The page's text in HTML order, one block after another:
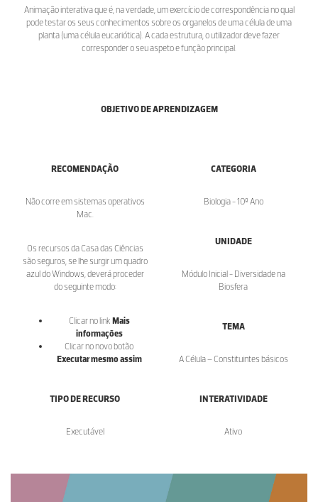
Animação interativa que é, na verdade, um exercício de correspondência no qual
pode testar os seus conhecimentos sobre os organelos de uma célula de uma
planta (uma célula eucariótica). A cada estrutura, o utilizador deve fazer
corresponder o seu aspeto e função principal.
OBJETIVO DE APRENDIZAGEM
RECOMENDAÇÃO
Não corre em sistemas operativos
Mac.
Os recursos da Casa das Ciências
são seguros, se lhe surgir um quadro
azul do Windows, deverá proceder
do seguinte modo:
Clicar no link Mais
informações
Clicar no novo botão
Executar mesmo assim
CATEGORIA
Biologia - 10º Ano
UNIDADE
Módulo Inicial - Diversidade na
Biosfera
TEMA
A Célula – Constituintes básicos
TIPO DE RECURSO
Executável
INTERATIVIDADE
Ativo